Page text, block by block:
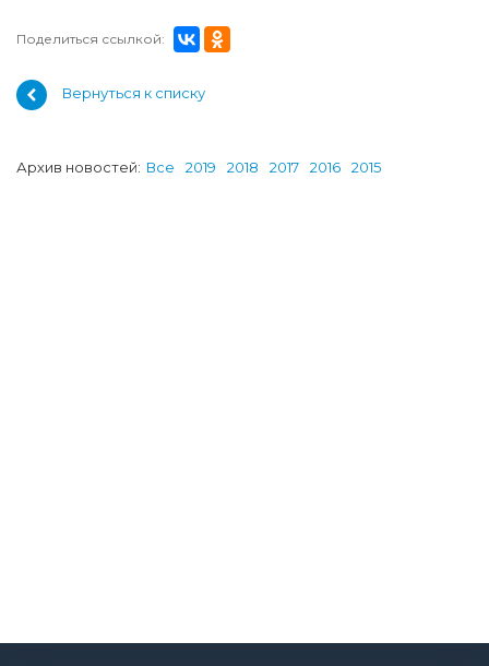
Поделиться ссылкой:
Вернуться к списку
Архив новостей: Все 2019 2018 2017 2016 2015